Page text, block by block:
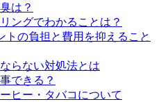
は？
ングでわかることは？
トの負担と費用を抑えること
らない対処法とは
できる？
ヒー・タバコについて